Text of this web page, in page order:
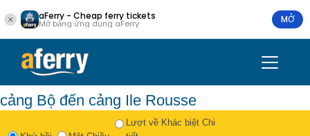
aFerry - Cheap ferry tickets
Mở bằng ứng dụng aFerry MỞ
cảng Bộ đến cảng Ile Rousse
Lượt về Khác biệt Chi